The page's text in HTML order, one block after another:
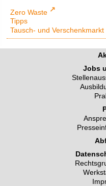
Zero Waste
Tipps
Tausch- und Verschenkmarkt
Jobs